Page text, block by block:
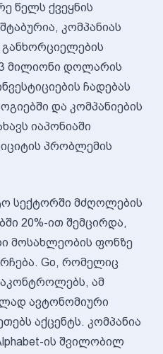
წელს ქვეყნის
კომპანიას
განხორციელების
მილიონი დოლარის
ჩადებას
და კომპანიების
იაპონიაში
პრობლემის
სექტორში მძღოლების
20%-ით შემცირდა,
მოსახლეობის ფონზე
Go, რომელიც
აკონტროლებს, ამ
ავტონომიური
აქცენტს. კომპანია
ის შვილობილ